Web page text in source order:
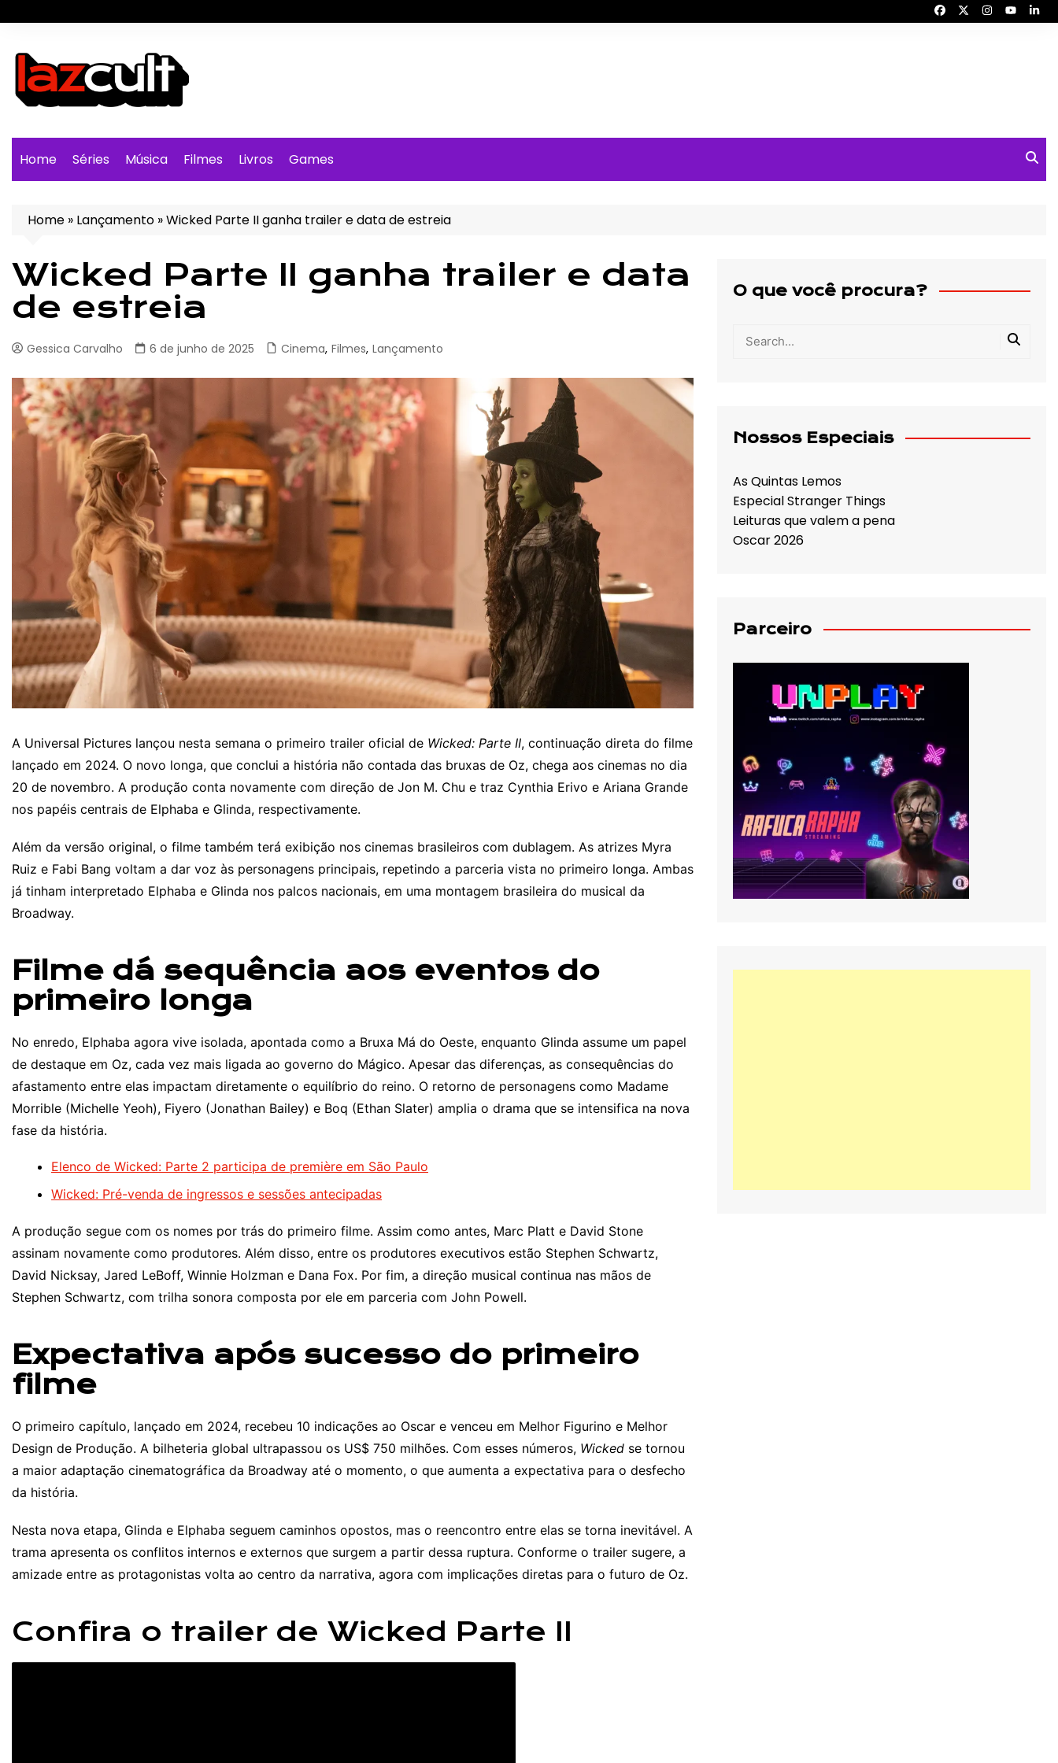
para
conteúdo
Home Séries Música Filmes Livros Games
Home » Lançamento »Wicked Parte II ganha trailer e data de estreia
Wicked Parte II ganha trailer e data
de estreia
Gessica Carvalho 6 de junho de 2025 Cinema, Filmes, Lançamento
A Universal Pictures lançou nesta semana o primeiro trailer oficial de Wicked: Parte II, continuação direta do filme
lançado em 2024. O novo longa, que conclui a história não contada das bruxas de Oz, chega aos cinemas no dia
20 de novembro. A produção conta novamente com direção de Jon M. Chu e traz Cynthia Erivo e Ariana Grande
nos papéis centrais de Elphaba e Glinda, respectivamente.
Além da versão original, o filme também terá exibição nos cinemas brasileiros com dublagem. As atrizes Myra
Ruiz e Fabi Bang voltam a dar voz às personagens principais, repetindo a parceria vista no primeiro longa. Ambas
já tinham interpretado Elphaba e Glinda nos palcos nacionais, em uma montagem brasileira do musical da
Broadway.
Filme dá sequência aos eventos do
primeiro longa
No enredo, Elphaba agora vive isolada, apontada como a Bruxa Má do Oeste, enquanto Glinda assume um papel
de destaque em Oz, cada vez mais ligada ao governo do Mágico. Apesar das diferenças, as consequências do
afastamento entre elas impactam diretamente o equilíbrio do reino. O retorno de personagens como Madame
Morrible (Michelle Yeoh), Fiyero (Jonathan Bailey) e Boq (Ethan Slater) amplia o drama que se intensifica na nova
fase da história.
Elenco de Wicked: Parte 2 participa de première em São Paulo
Wicked: Pré-venda de ingressos e sessões antecipadas
A produção segue com os nomes por trás do primeiro filme. Assim como antes, Marc Platt e David Stone
assinam novamente como produtores. Além disso, entre os produtores executivos estão Stephen Schwartz,
David Nicksay, Jared LeBoff, Winnie Holzman e Dana Fox. Por fim, a direção musical continua nas mãos de
Stephen Schwartz, com trilha sonora composta por ele em parceria com John Powell.
Expectativa após sucesso do primeiro
filme
O primeiro capítulo, lançado em 2024, recebeu 10 indicações ao Oscar e venceu em Melhor Figurino e Melhor
Design de Produção. A bilheteria global ultrapassou os US$ 750 milhões. Com esses números, Wicked se tornou
a maior adaptação cinematográfica da Broadway até o momento, o que aumenta a expectativa para o desfecho
da história.
Nesta nova etapa, Glinda e Elphaba seguem caminhos opostos, mas o reencontro entre elas se torna inevitável. A
trama apresenta os conflitos internos e externos que surgem a partir dessa ruptura. Conforme o trailer sugere, a
amizade entre as protagonistas volta ao centro da narrativa, agora com implicações diretas para o futuro de Oz.
Confira o trailer de Wicked Parte II
O que você procura?
Nossos Especiais
As Quintas Lemos
Especial Stranger Things
Leituras que valem a pena
Oscar 2026
Parceiro